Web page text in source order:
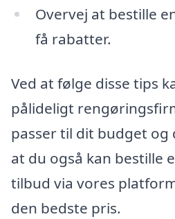
Overvej at bestille
få rabatter.
Ved at følge disse tips
pålideligt
passer til dit budget og
at du også kan bestille
tilbud via vores
den bedste pris.